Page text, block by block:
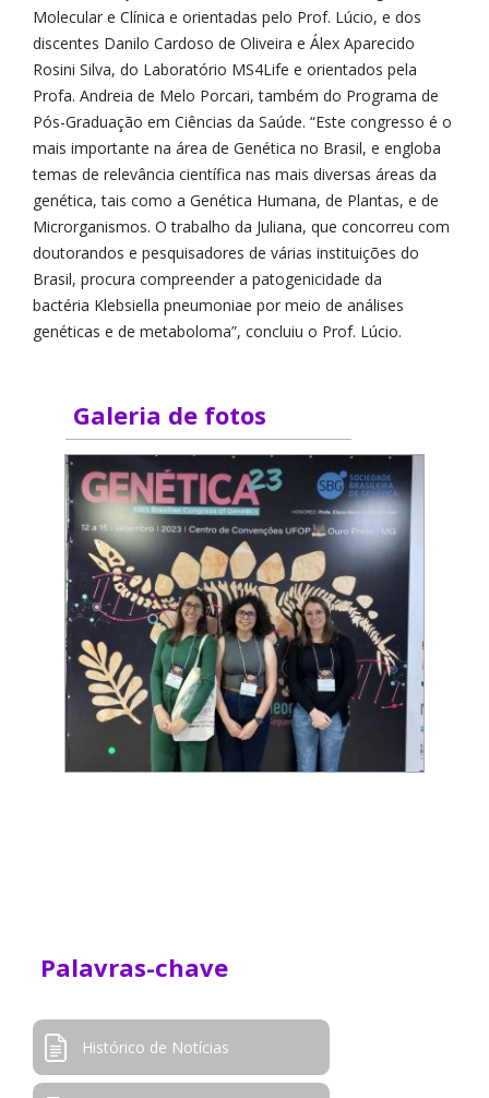
Molecular e Clínica e orientadas pelo Prof. Lúcio, e dos
discentes Danilo Cardoso de Oliveira e Álex Aparecido
Rosini Silva, do Laboratório MS4Life e orientados pela
Profa. Andreia de Melo Porcari, também do Programa de
Pós-Graduação em Ciências da Saúde. “Este congresso é o
mais importante na área de Genética no Brasil, e engloba
temas de relevância científica nas mais diversas áreas da
genética, tais como a Genética Humana, de Plantas, e de
Microrganismos. O trabalho da Juliana, que concorreu com
doutorandos e pesquisadores de várias instituições do
Brasil, procura compreender a patogenicidade da
bactéria Klebsiella pneumoniae por meio de análises
genéticas e de metaboloma”, concluiu o Prof. Lúcio.
Galeria de fotos
Palavras-chave
Histórico de Notícias